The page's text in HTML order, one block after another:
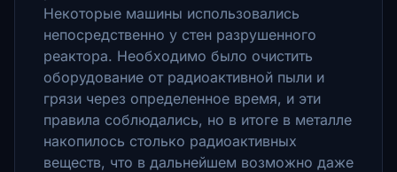
Некоторые машины использовались
непосредственно у стен разрушенного
реактора. Необходимо было очистить
оборудование от радиоактивной пыли и
грязи через определенное время, и эти
правила соблюдались, но в итоге в металле
накопилось столько радиоактивных
веществ, что в дальнейшем возможно даже